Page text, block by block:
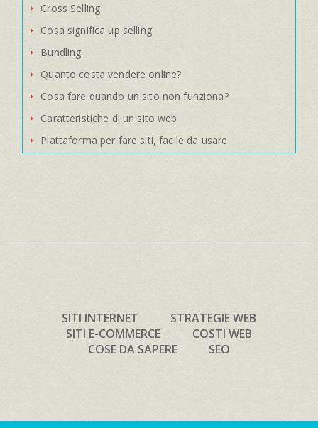
Cross Selling
Cosa significa up selling
Bundling
Quanto costa vendere online?
Cosa fare quando un sito non funziona?
Caratteristiche di un sito web
Piattaforma per fare siti, facile da usare
SITI INTERNET
STRATEGIE WEB
SITI E-COMMERCE
COSTI WEB
COSE DA SAPERE
SEO